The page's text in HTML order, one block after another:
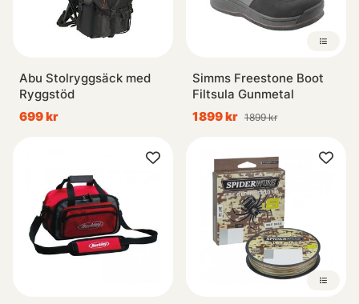
Abu Stolryggsäck med
Ryggstöd
699 kr
Simms Freestone Boot
Filtsula Gunmetal
1899 kr 1899 kr